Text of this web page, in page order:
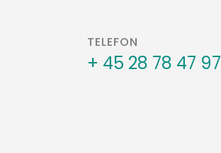
TELEFON
+ 45 28 78 47 97